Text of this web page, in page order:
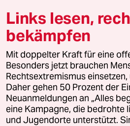
bekannt – beginnend
bis hin zu
Herrn Wulff. Ein
Zeugnis der Allmacht
Politikern.
Für mich stellt sich seit
Wer oder was ist
Mensch?
Walter Bachler
Links lesen,
bekämpfen
Mit doppelter Kraft für eine
Besonders jetzt brauchen
Rechtsextremismus
Daher gehen 50 Prozent der
Neuanmeldungen an „Alles
eine Kampagne, die bedrohte
und Jugendorte unterstützt.